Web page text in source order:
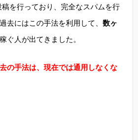
を行っており、完全なスパムを行
去にはこの手法を利用して、 数ヶ
ぐ人が出てきました。
の手法は、現在では通用しなくな